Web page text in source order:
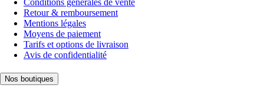
Retour & remboursement
Mentions légales
Moyens de paiement
Tarifs et options de livraison
Avis de confidentialité
Nos boutiques